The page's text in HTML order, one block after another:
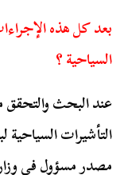
بعد كل هذه
السياحية ؟
عند البحث والتحقق
التأشيرات
مصدر مسؤول في